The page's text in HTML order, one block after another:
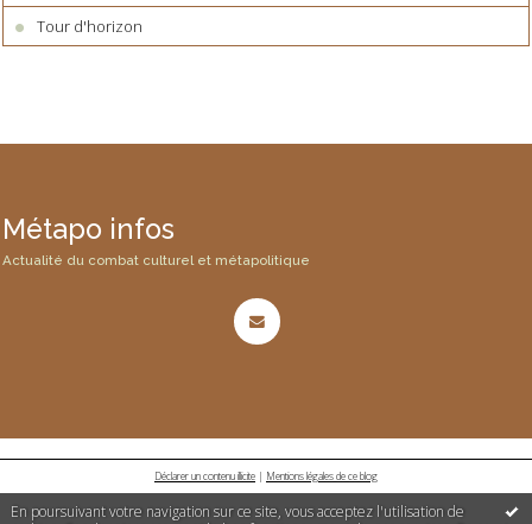
En poursuivant votre navigation sur ce site, vous acceptez l'utilisation de
Tour d'horizon
Métapo infos
Actualité du combat culturel et métapolitique
Déclarer un contenu illicite | Mentions légales de ce blog